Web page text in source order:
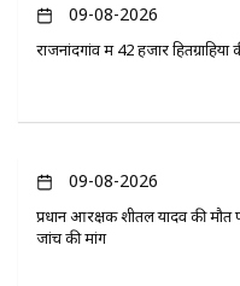
09-08-2026
राजनांदगांव में 42 हजार
09-08-2026
प्रधान आरक्षक शीतल यादव की
जांच की मांग